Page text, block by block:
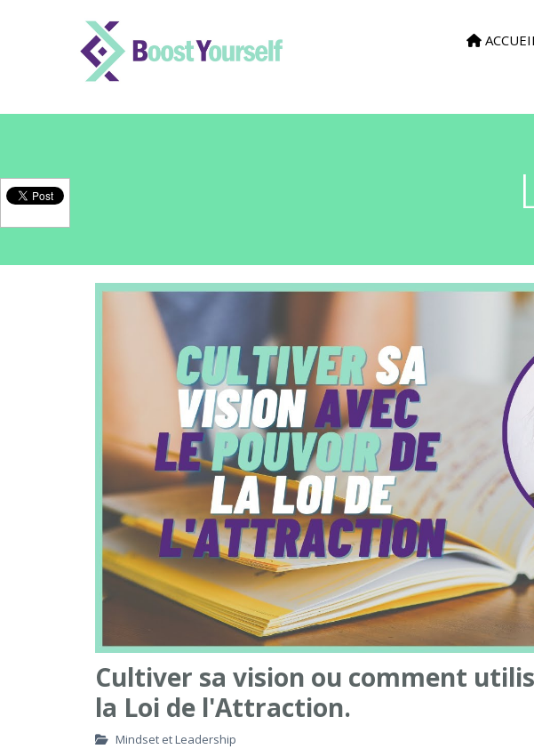
Cultiver sa vision ou comment
la Loi de l'Attraction.
Mindset et Leadership